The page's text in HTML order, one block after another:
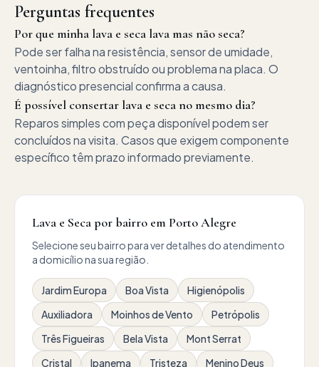
Perguntas frequentes
Por que minha lava e seca lava mas não seca?
Pode ser falha na resistência, sensor de umidade,
ventoinha, filtro obstruído ou problema na placa. O
diagnóstico presencial confirma a causa.
É possível consertar lava e seca no mesmo dia?
Reparos simples com peça disponível podem ser
concluídos na visita. Casos que exigem componente
específico têm prazo informado previamente.
Lava e Seca por bairro em Porto Alegre
Selecione seu bairro para ver detalhes do atendimento
a domicílio na sua região.
Jardim Europa Boa Vista
Higienópolis
Auxiliadora
Moinhos de Vento
Petrópolis
Três Figueiras
Bela Vista
Mont Serrat
Cristal
Ipanema Tristeza Menino Deus